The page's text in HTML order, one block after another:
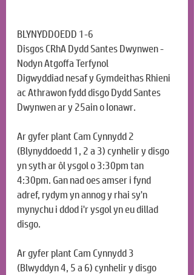
BLYNYDDOEDD 1-6
Disgos CRhA Dydd Santes Dwynwen -
Nodyn Atgoffa Terfynol
Digwyddiad nesaf y Gymdeithas Rhieni
ac Athrawon fydd disgo Dydd Santes
Dwynwen ar y 25ain o Ionawr.
Ar gyfer plant Cam Cynnydd 2
(Blynyddoedd 1, 2 a 3) cynhelir y disgo
yn syth ar ôl ysgol o 3:30pm tan
4:30pm. Gan nad oes amser i fynd
adref, rydym yn annog y rhai sy'n
mynychu i ddod i'r ysgol yn eu dillad
disgo.
Ar gyfer plant Cam Cynnydd 3
(Blwyddyn 4, 5 a 6) cynhelir y disgo